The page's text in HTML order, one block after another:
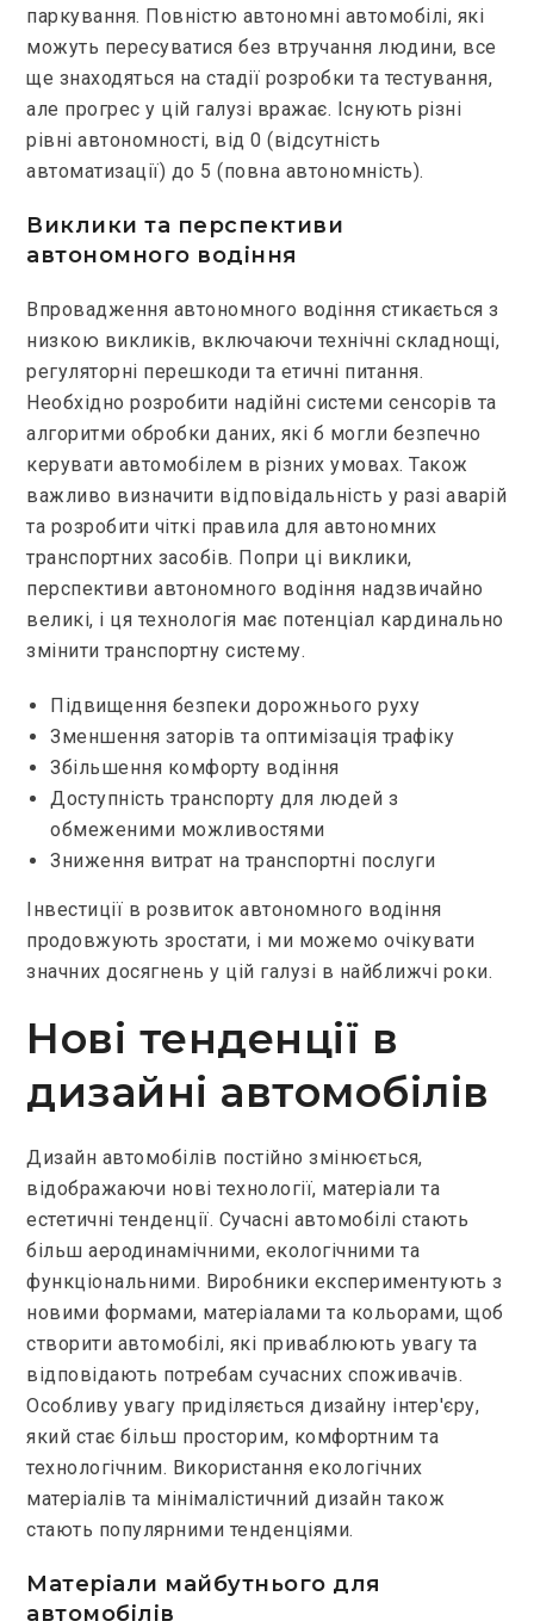
паркування. Повністю автономні автомобілі, які
можуть пересуватися без втручання людини, все
ще знаходяться на стадії розробки та тестування,
але прогрес у цій галузі вражає. Існують різні
рівні автономності, від 0 (відсутність
автоматизації) до 5 (повна автономність).
Виклики та перспективи
автономного водіння
Впровадження автономного водіння стикається з
низкою викликів, включаючи технічні складнощі,
регуляторні перешкоди та етичні питання.
Необхідно розробити надійні системи сенсорів та
алгоритми обробки даних, які б могли безпечно
керувати автомобілем в різних умовах. Також
важливо визначити відповідальність у разі аварій
та розробити чіткі правила для автономних
транспортних засобів. Попри ці виклики,
перспективи автономного водіння надзвичайно
великі, і ця технологія має потенціал кардинально
змінити транспортну систему.
Підвищення безпеки дорожнього руху
Зменшення заторів та оптимізація трафіку
Збільшення комфорту водіння
Доступність транспорту для людей з
обмеженими можливостями
Зниження витрат на транспортні послуги
Інвестиції в розвиток автономного водіння
продовжують зростати, і ми можемо очікувати
значних досягнень у цій галузі в найближчі роки.
Нові тенденції в
дизайні автомобілів
Дизайн автомобілів постійно змінюється,
відображаючи нові технології, матеріали та
естетичні тенденції. Сучасні автомобілі стають
більш аеродинамічними, екологічними та
функціональними. Виробники експериментують з
новими формами, матеріалами та кольорами, щоб
створити автомобілі, які приваблюють увагу та
відповідають потребам сучасних споживачів.
Особливу увагу приділяється дизайну інтер'єру,
який стає більш просторим, комфортним та
технологічним. Використання екологічних
матеріалів та мінімалістичний дизайн також
стають популярними тенденціями.
Матеріали майбутнього для
автомобілів